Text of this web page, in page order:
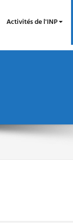
Activités de l'INP